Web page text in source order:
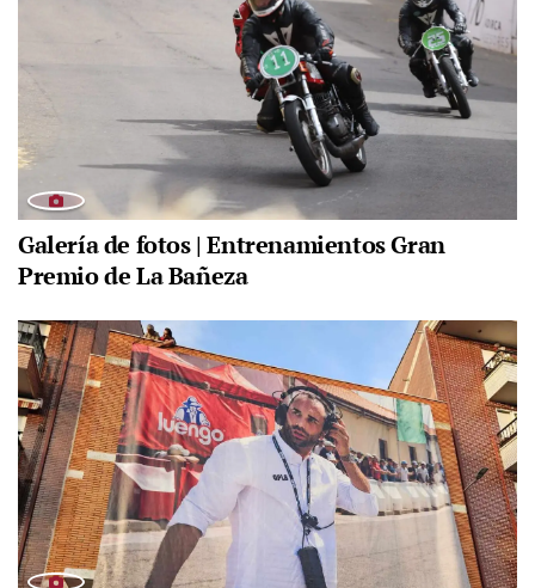
Galería de fotos | Entrenamientos Gran
Premio de La Bañeza